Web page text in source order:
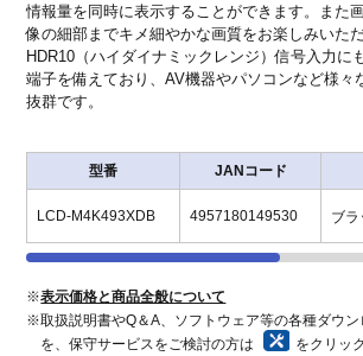
情報量を同時に表示することができます。また
像の細部までキメ細やかな画質をお楽しみいただ
HDR10（ハイダイナミックレンジ）信号入力に
端子を備えており、AV機器やパソコンなど様々
抜群です。
型番 JANコード
LCD-M4K493XDB 4957180149530 ブ
※表示価格と商品全般について
※取扱説明書やQ＆A、ソフトウェア等の各種ダウン
を、保守サービスをご検討の方は
をクリッ